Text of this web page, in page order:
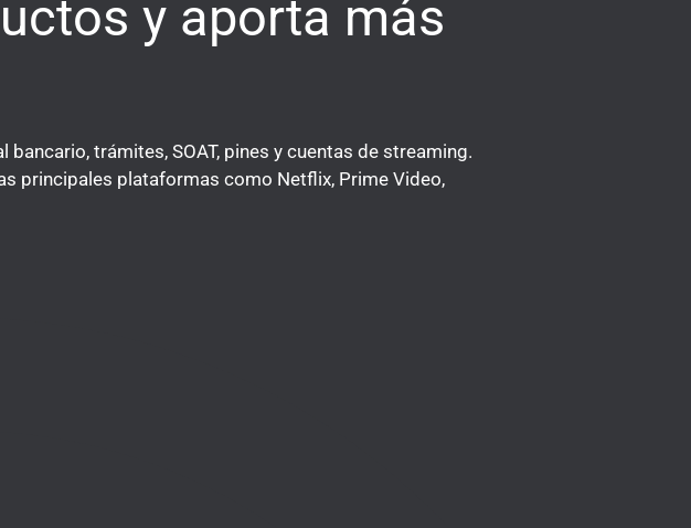
y aporta más
trámites, SOAT, pines y cuentas de streaming.
principales plataformas como Netflix, Prime Video,